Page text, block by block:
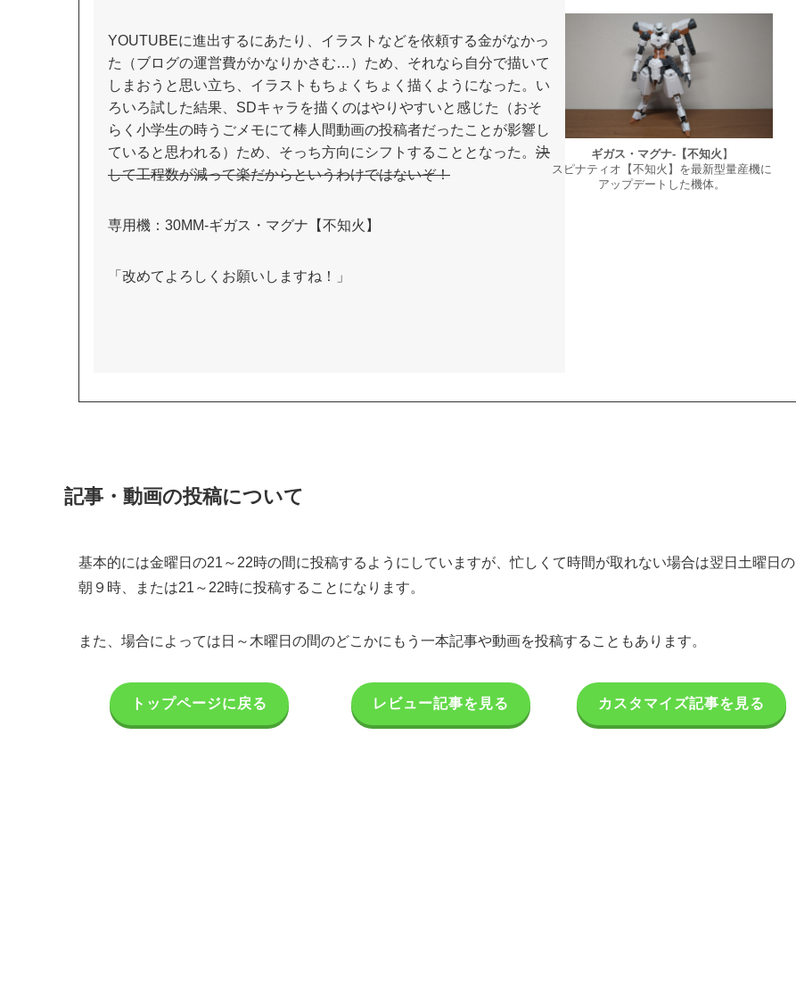
YOUTUBEに進出するにあたり、イラストなどを依頼する金がなかっ
た（ブログの運営費がかなりかさむ…）ため、それなら自分で描いて
しまおうと思い立ち、イラストもちょくちょく描くようになった。い
ろいろ試した結果、SDキャラを描くのはやりやすいと感じた（おそ
らく小学生の時うごメモにて棒人間動画の投稿者だったことが影響し
ていると思われる）ため、そっち方向にシフトすることとなった。 決
して工程数が減って楽だからというわけではないぞ！
専用機：30MM-ギガス・マグナ【不知火】
「改めてよろしくお願いしますね！」
ギガス・マグナ-【不知火 】
スピナティオ【不知火】を最新型量産機に
アップデートした機体。
記事・動画の投稿について
基本的には金曜日の21～22時の間に投稿するようにしていますが、忙しくて時間が取れない場合は翌日土曜日の
朝９時、または21～22時に投稿することになります。
また、場合によっては日～木曜日の間のどこかにもう一本記事や動画を投稿することもあります。
トップページに戻る レビュー記事を見る カスタマイズ記事を見る